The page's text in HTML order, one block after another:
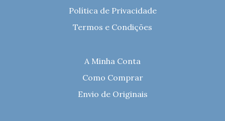
Política de Privacidade
Termos e Condições
A Minha Conta
Como Comprar
Envio de Originais